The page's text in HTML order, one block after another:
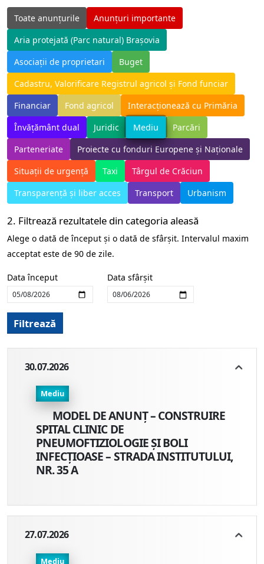
Toate anunțurile
Anunțuri importante
Aria protejată (Parc natural) Brașovia
Asociații de proprietari
Buget
Cadastru, Valorificare Registrul agricol și Fond funciar
Financiar
Fond agricol
Interacționează cu Primăria
Învățământ dual
Juridic Mediu
Parcări
Parteneriate
Proiecte cu fonduri Europene și Naționale
Situații de urgență
Taxi
Târgul de Crăciun
Transparență și liber acces
Transport Urbanism
2. Filtrează rezultatele din categoria aleasă
Alege o dată de început și o dată de sfârșit. Intervalul maxim
acceptat este de 90 de zile.
Data început Data sfârșit
Filtrează
30.07.2026
Mediu
MODEL DE ANUNȚ – CONSTRUIRE
SPITAL CLINIC DE
PNEUMOFTIZIOLOGIE ȘI BOLI
INFECȚIOASE – STRADA INSTITUTULUI,
NR. 35 A
27.07.2026
Mediu